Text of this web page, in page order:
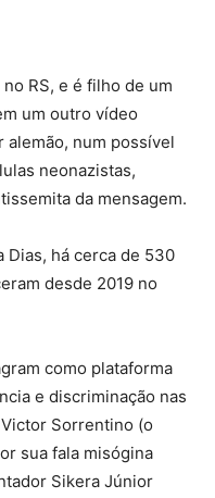
RS, e é filho de um
um outro vídeo
alemão, num possível
neonazistas,
da mensagem.
Dias, há cerca de 530
desde 2019 no
como plataforma
e discriminação nas
Sorrentino (o
sua fala misógina
Sikera Júnior